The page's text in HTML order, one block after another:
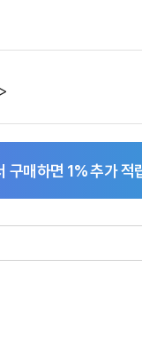
구매하면 1% 추가 적